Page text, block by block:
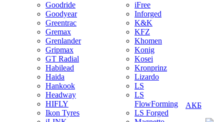
Goodride
Goodyear
Greentrac
Gremax
Grenlander
Gripmax
GT Radial
Habilead
Haida
Hankook
Headway
HIFLY
Ikon Tyres
iFree
Inforged
K&K
KFZ
Khomen
Konig
Kosei
Kronprinz
Lizardo
LS
LS
FlowForming
LS Forged
АКБ